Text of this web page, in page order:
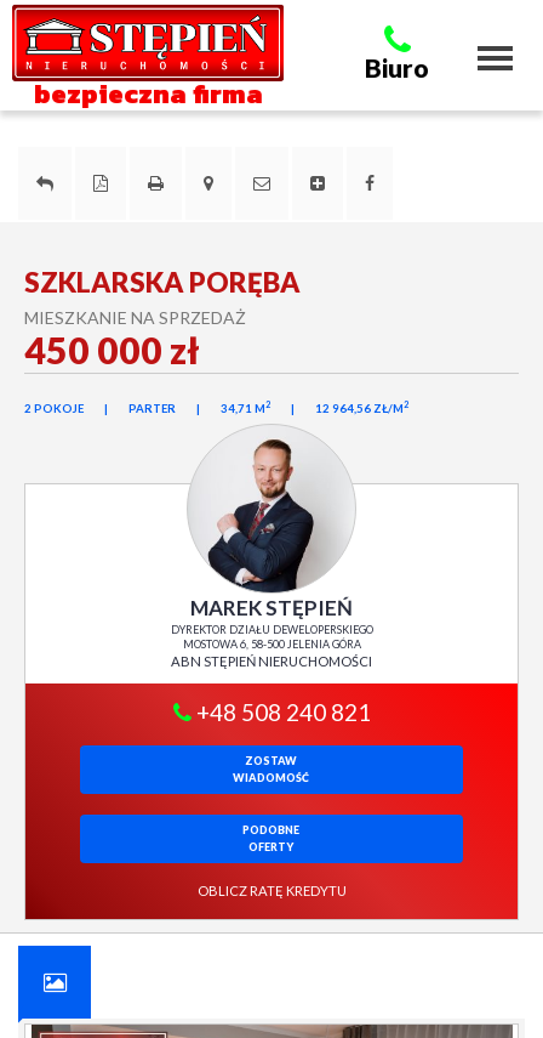
bezpieczna firma
Biuro
SZKLARSKA PORĘBA
MIESZKANIE NA SPRZEDAŻ
2 POKOJE PARTER 34,71 M2 12 964,56 ZŁ/M2
450 000 zł
MAREK STĘPIEŃ
DYREKTOR DZIAŁU DEWELOPERSKIEGO
MOSTOWA 6, 58-500 JELENIA GÓRA
ABN STĘPIEŃ NIERUCHOMOŚCI
+48 508 240 821
ZOSTAW
WIADOMOŚĆ
PODOBNE
OFERTY
OBLICZ RATĘ KREDYTU